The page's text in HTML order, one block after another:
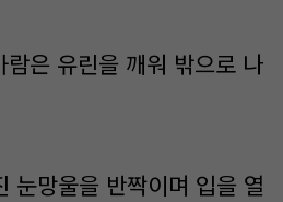
은 유린을 깨워 밖으로 나
눈망울을 반짝이며 입을 열